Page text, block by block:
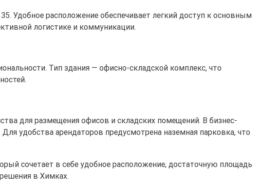
Удобное расположение обеспечивает легкий доступ к основным
логистике и коммуникации.
Тип здания — офисно-складской комплекс, что
для размещения офисов и складских помещений. В бизнес-
удобства арендаторов предусмотрена наземная парковка, что
сочетает в себе удобное расположение, достаточную площадь
в Химках.